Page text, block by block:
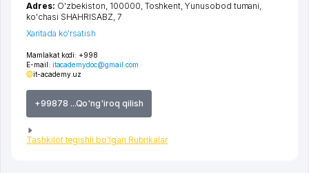
Mamlakat kodi: +998
E-mail: itacademydoc@gmail.com
it-academy.uz
+99878 ...Qo'ng'iroq qilish
Tashkilot tegishli bo'lgan Rubrikalar
Adres: O'zbekiston, 100000, Toshkent,Yunusobod tumani,
ko'chasi SHAHRISABZ, 7
Xaritada ko'rsatish